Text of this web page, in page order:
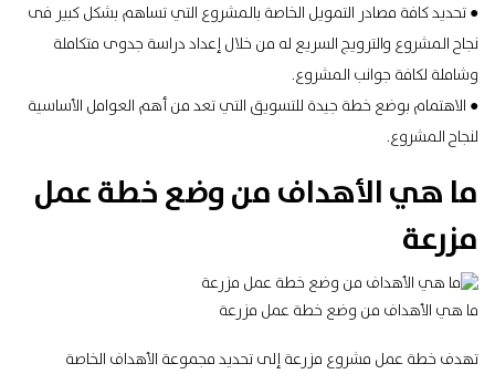
● تحديد كافة مصادر التمويل الخاصة بالمشروع التي تساهم بشكل كبير فى
نجاح المشروع والترويج السريع له من خلال إعداد دراسة جدوى متكاملة
وشاملة لكافة جوانب المشروع.
● الاهتمام بوضع خطة جيدة للتسويق التي تعد من أهم العوامل الأساسية
لنجاح المشروع.
ما هي الأهداف من وضع خطة عمل
مزرعة
ما هي الأهداف من وضع خطة عمل مزرعة
تهدف خطة عمل مشروع مزرعة إلى تحديدمجموعة الأهداف الخاصة